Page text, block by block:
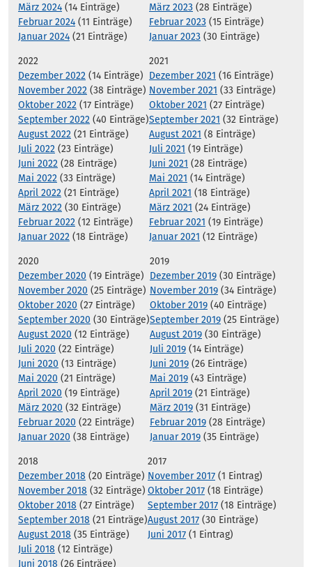
März 2024 (14 Einträge)
Februar 2024 (11 Einträge)
Januar 2024 (21 Einträge)
März 2023 (28 Einträge)
Februar 2023 (15 Einträge)
Januar 2023 (30 Einträge)
2022
Dezember 2022 (14 Einträge)
November 2022 (38 Einträge)
Oktober 2022 (17 Einträge)
September 2022 (40 Einträge)
August 2022 (21 Einträge)
Juli 2022 (23 Einträge)
Juni 2022 (28 Einträge)
Mai 2022 (33 Einträge)
April 2022 (21 Einträge)
März 2022 (30 Einträge)
Februar 2022 (12 Einträge)
Januar 2022 (18 Einträge)
2021
Dezember 2021 (16 Einträge)
November 2021 (33 Einträge)
Oktober 2021 (27 Einträge)
September 2021 (32 Einträge)
August 2021 (8 Einträge)
Juli 2021 (19 Einträge)
Juni 2021 (28 Einträge)
Mai 2021 (14 Einträge)
April 2021 (18 Einträge)
März 2021 (24 Einträge)
Februar 2021 (19 Einträge)
Januar 2021 (12 Einträge)
2020
Dezember 2020 (19 Einträge)
November 2020 (25 Einträge)
Oktober 2020 (27 Einträge)
September 2020 (30 Einträge)
August 2020 (12 Einträge)
Juli 2020 (22 Einträge)
Juni 2020 (13 Einträge)
Mai 2020 (21 Einträge)
April 2020 (19 Einträge)
März 2020 (32 Einträge)
Februar 2020 (22 Einträge)
Januar 2020 (38 Einträge)
2019
Dezember 2019 (30 Einträge)
November 2019 (34 Einträge)
Oktober 2019 (40 Einträge)
September 2019 (25 Einträge)
August 2019 (30 Einträge)
Juli 2019 (14 Einträge)
Juni 2019 (26 Einträge)
Mai 2019 (43 Einträge)
April 2019 (21 Einträge)
März 2019 (31 Einträge)
Februar 2019 (28 Einträge)
Januar 2019 (35 Einträge)
2018
Dezember 2018 (20 Einträge)
November 2018 (32 Einträge)
Oktober 2018 (27 Einträge)
September 2018 (21 Einträge)
August 2018 (35 Einträge)
Juli 2018 (12 Einträge)
Juni 2018 (26 Einträge)
2017
November 2017 (1 Eintrag)
Oktober 2017 (18 Einträge)
September 2017 (18 Einträge)
August 2017 (30 Einträge)
Juni 2017 (1 Eintrag)